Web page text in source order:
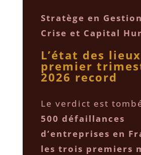
Stratège en
Crise et Capital
L’état des
premier
2026 record
​Le verdict est
500 défaillances
d’entreprises en
les trois premiers